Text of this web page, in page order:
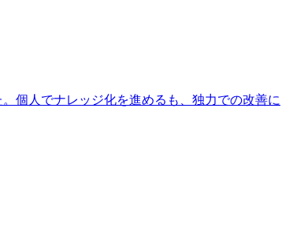
個人でナレッジ化を進めるも、独力での改善に